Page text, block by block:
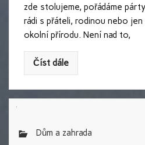
zde stolujeme, pořádáme
rádi s přáteli, rodinou nebo
okolní přírodu. Není nad to,
Číst dále
Dům a zahrada